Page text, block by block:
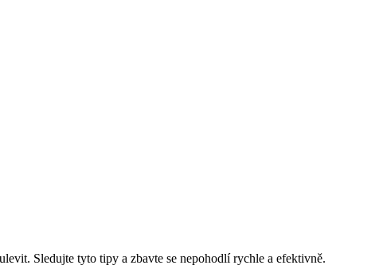
Sledujte tyto tipy a zbavte se nepohodlí rychle a efektivně.